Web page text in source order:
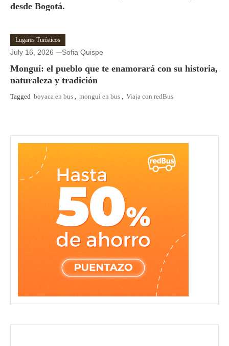
desde Bogotá.
Lugares Turísticos
July 16, 2026 Sofia Quispe
Monguí: el pueblo que te enamorará con su historia,
naturaleza y tradición
Tagged boyaca en bus , mongui en bus , Viaja con redBus